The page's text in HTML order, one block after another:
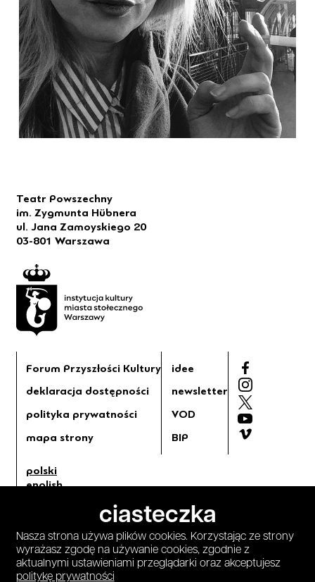
Teatr Powszechny
im. Zygmunta Hübnera
ul. Jana Zamoyskiego 20
03-801 Warszawa
Forum Przyszłości Kultury
deklaracja dostępności
polityka prywatności
mapa strony
idee
newsletter
VOD
BIP
polski
english
projekt i wykonanie:
ciasteczka
Nasza strona używa plików cookies. Korzystając ze strony
wyrażasz zgodę na używanie cookies, zgodnie z
aktualnymi ustawieniami przeglądarki oraz akceptujesz
politykę prywatności